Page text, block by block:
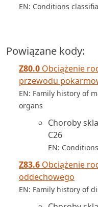
EN: Conditions
Powiązane kody:
Z80.0 Obciążenie
przewodu
EN: Family history of
organs
Choroby
C26
EN:
Z83.6 Obciążenie
oddechowego
EN: Family history of